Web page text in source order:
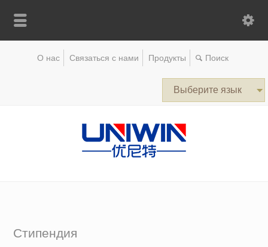
О нас Связаться с нами Продукты
Выберите язык
Стипендия